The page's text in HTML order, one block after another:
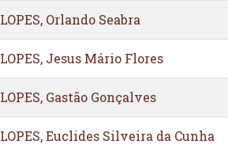
LOPES, Orlando Seabra
LOPES, Jesus Mário Flores
LOPES, Gastão Gonçalves
LOPES, Euclides Silveira da Cunha